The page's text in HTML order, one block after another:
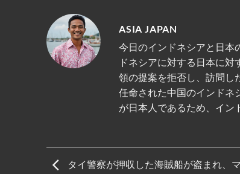
ASIA JAPAN
今日のインドネシアと日本
ドネシアに対する日本に
領の提案を拒否し、訪問し
任命された中国のインドネ
が日本人であるため、イン
タイ警察が押収した海賊船が盗まれ、